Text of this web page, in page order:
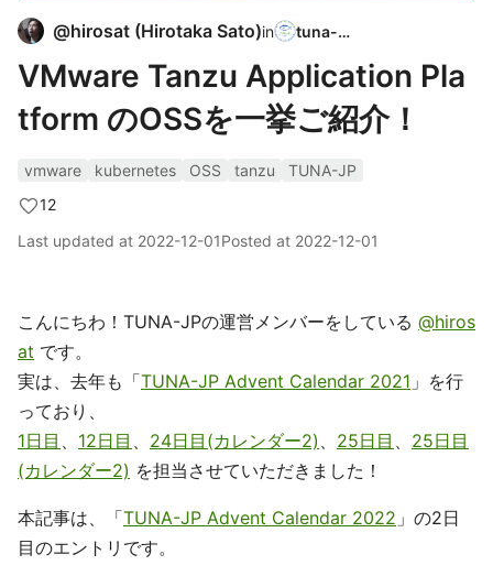
@hirosat (Hirotaka Sato)in tuna-jp
VMware Tanzu Application Pla
tform のOSSを一挙ご紹介！
vmware kubernetes OSS tanzu
TUNA-JP
12
Last updated at 2022-12-01Posted at 2022-12-01
こんにちわ！TUNA-JPの運営メンバーをしている @hiros
at です。
実は、去年も「TUNA-JP Advent Calendar 2021 」を行
っており、
1日目 、 12日目 、 24日目(カレンダー2) 、 25日目 、 25日目
(カレンダー2) を担当させていただきました！
本記事は、「TUNA-JP Advent Calendar 2022 」の2日
目のエントリです。